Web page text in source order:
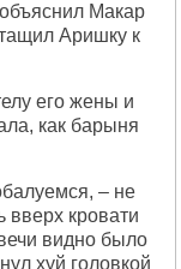
Макар
Аришку к
его жены и
как барыня
– не
вверх кровати
видно было
хуй головкой